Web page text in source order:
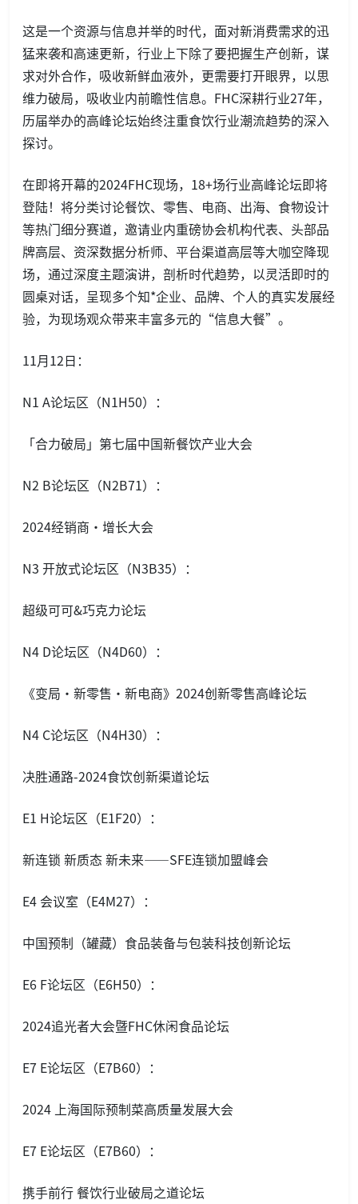
这是一个资源与信息并举的时代，面对新消费需求的迅
猛来袭和高速更新，行业上下除了要把握生产创新，谋
求对外合作，吸收新鲜血液外，更需要打开眼界，以思
维力破局，吸收业内前瞻性信息。FHC深耕行业27年，
历届举办的高峰论坛始终注重食饮行业潮流趋势的深入
探讨。
在即将开幕的2024FHC现场，18+场行业高峰论坛即将
登陆！将分类讨论餐饮、零售、电商、出海、食物设计
等热门细分赛道，邀请业内重磅协会机构代表、头部品
牌高层、资深数据分析师、平台渠道高层等大咖空降现
场，通过深度主题演讲，剖析时代趋势，以灵活即时的
圆桌对话，呈现多个知*企业、品牌、个人的真实发展经
验，为现场观众带来丰富多元的“信息大餐”。
11月12日：
N1 A论坛区（N1H50）：
「合力破局」第七届中国新餐饮产业大会
N2 B论坛区（N2B71）：
2024经销商•增长大会
N3 开放式论坛区（N3B35）：
超级可可&巧克力论坛
N4 D论坛区（N4D60）：
《变局·新零售·新电商》2024创新零售高峰论坛
N4 C论坛区（N4H30）：
决胜通路-2024食饮创新渠道论坛
E1 H论坛区（E1F20）：
新连锁 新质态 新未来——SFE连锁加盟峰会
E4 会议室（E4M27）：
中国预制（罐藏）食品装备与包装科技创新论坛
E6 F论坛区（E6H50）：
2024追光者大会暨FHC休闲食品论坛
E7 E论坛区（E7B60）：
2024 上海国际预制菜高质量发展大会
E7 E论坛区（E7B60）：
携手前行 餐饮行业破局之道论坛